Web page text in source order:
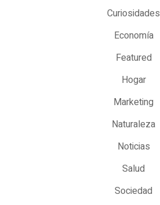
Curiosidades
Economía
Featured
Hogar
Marketing
Naturaleza
Noticias
Salud
Sociedad